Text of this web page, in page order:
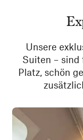
Unsere
Suiten – sind
Platz, schön